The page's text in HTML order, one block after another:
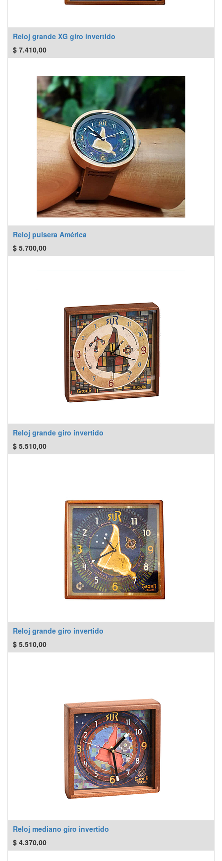
Reloj grande XG giro invertido
$ 7.410,00
Reloj pulsera América
$ 5.700,00
Reloj grande giro invertido
$ 5.510,00
Reloj grande giro invertido
$ 5.510,00
Reloj mediano giro invertido
$ 4.370,00